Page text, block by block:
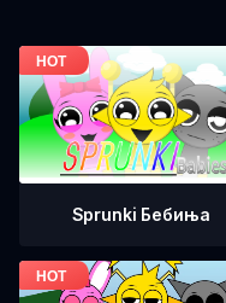
Sprunki Бебиња